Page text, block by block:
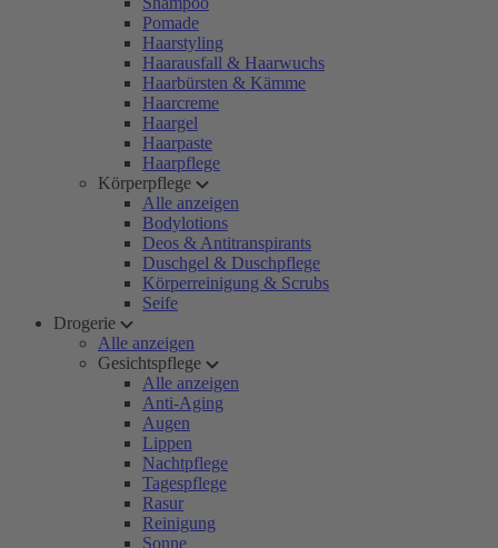
Pomade
Haarstyling
Haarausfall & Haarwuchs
Haarbürsten & Kämme
Haarcreme
Haargel
Haarpaste
Haarpflege
Körperpflege
Alle anzeigen
Bodylotions
Deos & Antitranspirants
Duschgel & Duschpflege
Körperreinigung & Scrubs
Seife
Drogerie
Alle anzeigen
Gesichtspflege
Alle anzeigen
Anti-Aging
Augen
Lippen
Nachtpflege
Tagespflege
Rasur
Reinigung
Sonne